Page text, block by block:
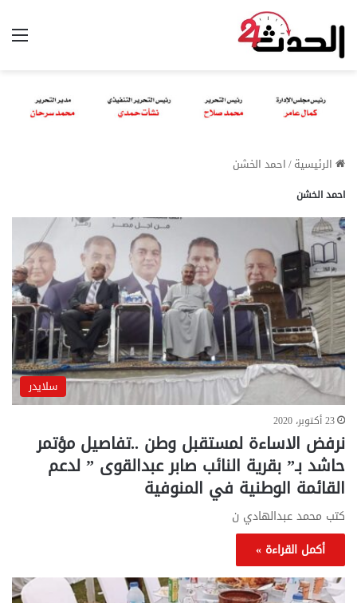
الرئيسية/احمد الخشن
احمد الخشن
سلايدر
23 أكتوبر، 2020
نرفض الاساءة لمستقبل وطن ..تفاصيل مؤتمر
حاشد بـ” بقرية النائب صابر عبدالقوى ” لدعم
القائمة الوطنية في المنوفية
كتب محمد عبدالهادي ن
أكمل القراءة »